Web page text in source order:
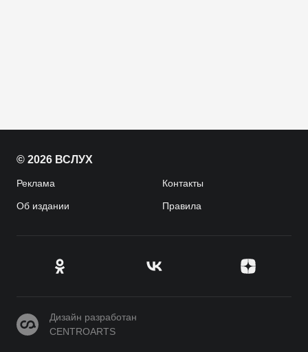
© 2026 ВСЛУХ
Реклама Контакты
Об издании Правила
CENTROARTS